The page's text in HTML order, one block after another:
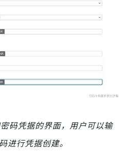
码凭据的界面，用户可以输
行凭据创建。